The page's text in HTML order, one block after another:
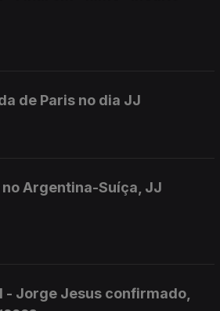
de Paris no dia JJ
no Argentina-Suíça, JJ
- Jorge Jesus confirmado,